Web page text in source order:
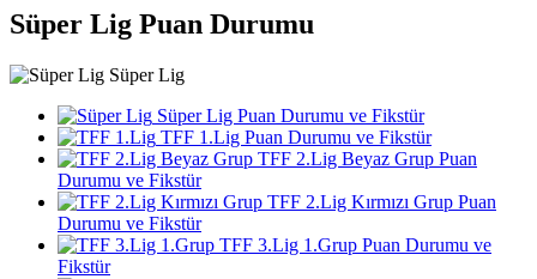
Süper Lig Puan Durumu
Süper Lig
Süper Lig Puan Durumu ve Fikstür
TFF 1.Lig Puan Durumu ve Fikstür
TFF 2.Lig Beyaz Grup Puan
Durumu ve Fikstür
TFF 2.Lig Kırmızı Grup Puan
Durumu ve Fikstür
TFF 3.Lig 1.Grup Puan Durumu ve
Fikstür